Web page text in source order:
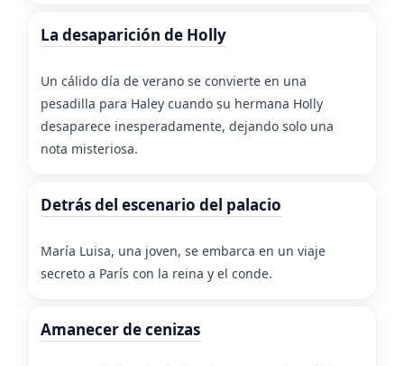
La desaparición de Holly
Un cálido día de verano se convierte en una
pesadilla para Haley cuando su hermana Holly
desaparece inesperadamente, dejando solo una
nota misteriosa.
Detrás del escenario del palacio
María Luisa, una joven, se embarca en un viaje
secreto a París con la reina y el conde.
Amanecer de cenizas